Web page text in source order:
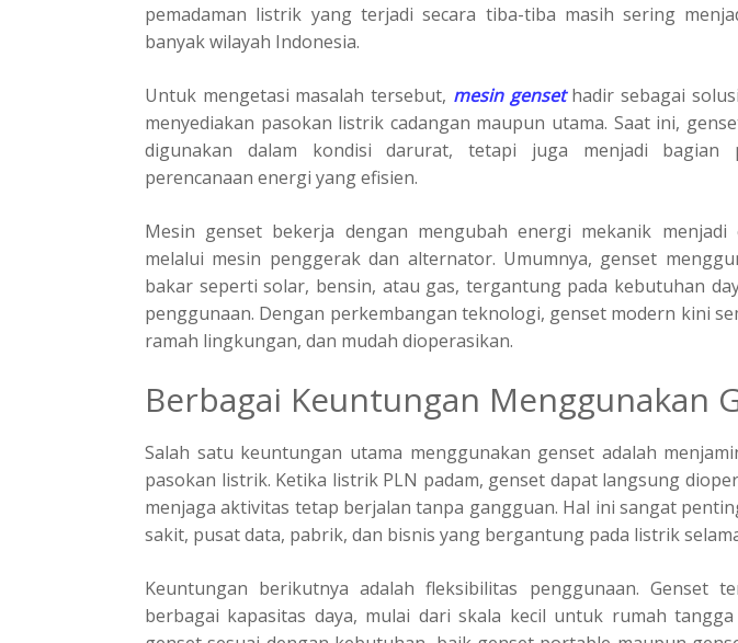
pemadaman listrik yang terjadi secara tiba-tiba masih sering
banyak wilayah Indonesia.
Untuk mengetasi masalah tersebut, mesin gensethadir sebagai
menyediakan pasokan listrik cadangan maupun utama. Saat ini,
digunakan dalam kondisi darurat, tetapi juga menjadi bagian
perencanaan energi yang efisien.
Mesin genset bekerja dengan mengubah energi mekanik
melalui mesin penggerak dan alternator. Umumnya, genset
bakar seperti solar, bensin, atau gas, tergantung pada kebutuhan
penggunaan. Dengan perkembangan teknologi, genset modern kini
ramah lingkungan, dan mudah dioperasikan.
Berbagai Keuntungan Menggunakan
Salah satu keuntungan utama menggunakan genset adalah
pasokan listrik. Ketika listrik PLN padam, genset dapat langsung
menjaga aktivitas tetap berjalan tanpa gangguan. Hal ini sangat
sakit, pusat data, pabrik, dan bisnis yang bergantung pada listrik
Keuntungan berikutnya adalah fleksibilitas penggunaan. Genset
berbagai kapasitas daya, mulai dari skala kecil untuk rumah